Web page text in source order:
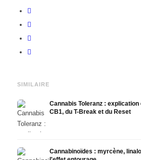
SIMILAIRE
Cannabis Toleranz :
CB1, du T-Break et du Reset
Cannabinoïdes : myrcène,